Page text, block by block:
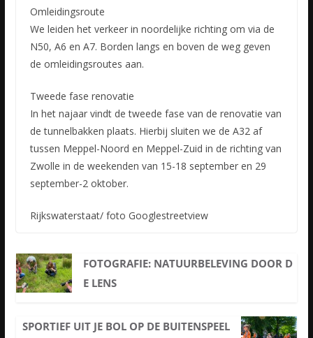
Omleidingsroute
We leiden het verkeer in noordelijke richting om via de
N50, A6 en A7. Borden langs en boven de weg geven
de omleidingsroutes aan.
Tweede fase renovatie
In het najaar vindt de tweede fase van de renovatie van
de tunnelbakken plaats. Hierbij sluiten we de A32 af
tussen Meppel-Noord en Meppel-Zuid in de richting van
Zwolle in de weekenden van 15-18 september en 29
september-2 oktober.
Rijkswaterstaat/ foto Googlestreetview
FOTOGRAFIE: NATUURBELEVING DOOR D
E LENS
SPORTIEF UIT JE BOL OP DE BUITENSPEEL